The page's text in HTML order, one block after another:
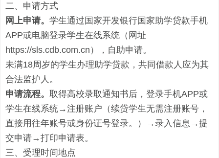
二、申请方式
网上申请。 学生通过国家开发银行国家助学贷款手机
APP或电脑登录学生在线系统（网址
https://sls.cdb.com.cn），自助申请。
未满18周岁的学生办理助学贷款，共同借款人应为其
合法监护人。
申请流程。 取得高校录取通知书后， 登录手机APP或
学生在线系统→注册账户（续贷学生无需注册账号，
直接用往年账号或身份证号登录。）→录入信息→提
交申请→打印申请表。
三、受理时间地点